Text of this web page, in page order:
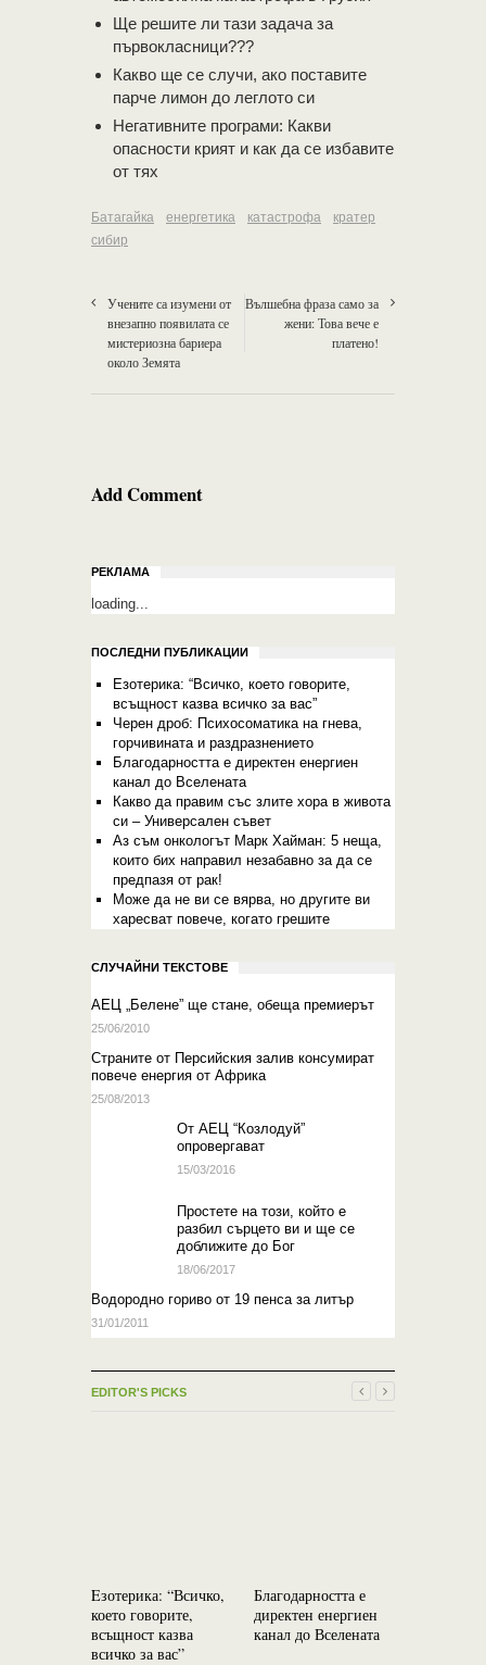
Ще решите ли тази задача за
първокласници???
Какво ще се случи, ако поставите
парче лимон до леглото си
Негативните програми: Какви
опасности крият и как да се избавите
от тях
Батагайка енергетика катастрофа
кратер
сибир
Учените са изумени от
внезапно появилата се
мистериозна бариера
около Земята
Вълшебна фраза само за
жени: Това вече е
платено!
Add Comment
РЕКЛАМА
loading...
ПОСЛЕДНИ ПУБЛИКАЦИИ
Eзотерика: “Всичко, което говорите,
всъщност казва всичко за вас”
Черен дроб: Психосоматика на гнева,
горчивината и раздразнението
Благодарността е директен енергиен
канал до Вселената
Какво да правим със злите хора в живота
си – Универсален съвет
Аз съм онкологът Марк Хайман: 5 неща,
които бих направил незабавно за да се
предпазя от рак!
Може да не ви се вярва, но другите ви
харесват повече, когато грешите
СЛУЧАЙНИ ТЕКСТОВЕ
АЕЦ „Белене” ще стане, обеща премиерът
25/06/2010
Страните от Персийския залив консумират
повече енергия от Африка
25/08/2013
Oт АЕЦ “Козлодуй”
опровергават
15/03/2016
Простете на този, който е
разбил сърцето ви и ще се
доближите до Бог
18/06/2017
Водородно гориво от 19 пенса за литър
31/01/2011
EDITOR'S PICKS
Eзотерика: “Всичко,
което говорите,
всъщност казва
всичко за вас”
Благодарността е
директен енергиен
канал до Вселената